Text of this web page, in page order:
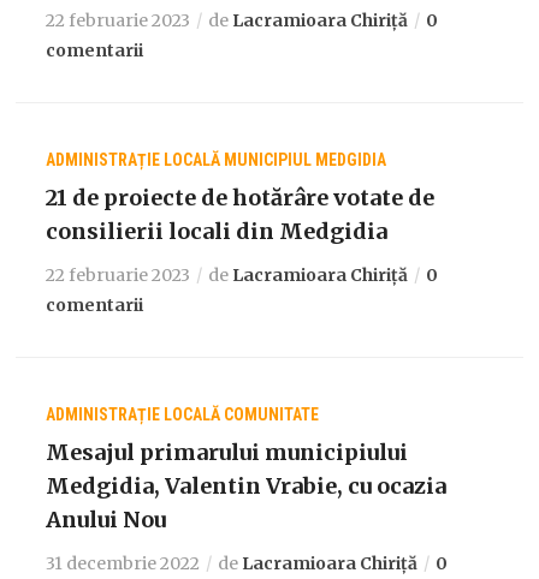
22 februarie 2023 de Lacramioara Chiriță
0
comentarii
ADMINISTRAȚIE LOCALĂ MUNICIPIUL MEDGIDIA
21 de proiecte de hotărâre votate de
consilierii locali din Medgidia
22 februarie 2023 de Lacramioara Chiriță
0
comentarii
ADMINISTRAȚIE LOCALĂ COMUNITATE
Mesajul primarului municipiului
Medgidia, Valentin Vrabie, cu ocazia
Anului Nou
31 decembrie 2022 de Lacramioara Chiriță
0